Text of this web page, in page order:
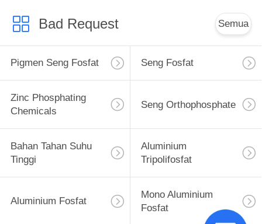
Bad Request Semua
Pigmen Seng Fosfat Seng Fosfat
Zinc Phosphating
Chemicals
Seng Orthophosphate
Bahan Tahan Suhu
Tinggi
Aluminium
Tripolifosfat
Aluminium Fosfat
Mono Aluminium
Fosfat